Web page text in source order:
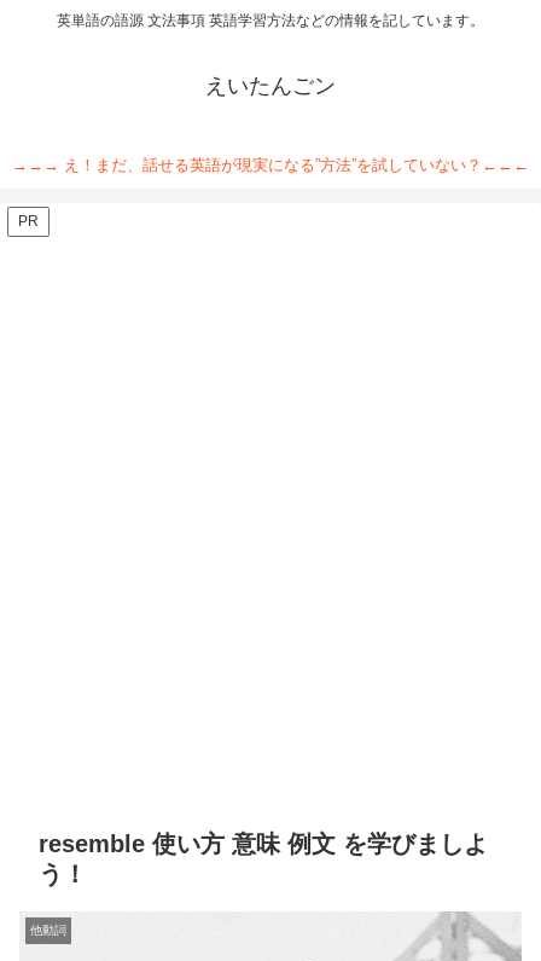
英単語の語源 文法事項 英語学習方法などの情報を記しています。
えいたんごン
→→→ え！まだ、話せる英語が現実になる”方法”を試していない？←←←
PR
resemble 使い方 意味 例文 を学びましよ
う！
他動詞